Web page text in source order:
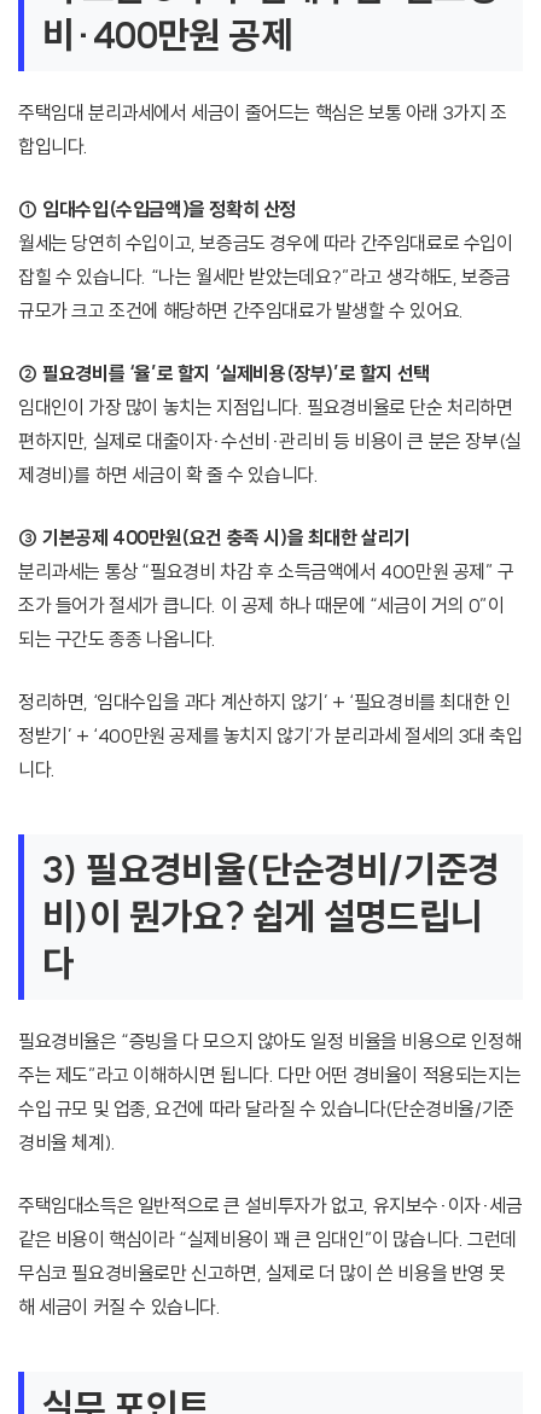
비·400만원 공제
주택임대 분리과세에서 세금이 줄어드는 핵심은 보통 아래 3가지 조
합입니다.
① 임대수입(수입금액)을 정확히 산정
월세는 당연히 수입이고, 보증금도 경우에 따라 간주임대료로 수입이
잡힐 수 있습니다. “나는 월세만 받았는데요?”라고 생각해도, 보증금
규모가 크고 조건에 해당하면 간주임대료가 발생할 수 있어요.
② 필요경비를 ‘율’로 할지 ‘실제비용(장부)’로 할지 선택
임대인이 가장 많이 놓치는 지점입니다. 필요경비율로 단순 처리하면
편하지만, 실제로 대출이자·수선비·관리비 등 비용이 큰 분은 장부(실
제경비)를 하면 세금이 확 줄 수 있습니다.
③ 기본공제 400만원(요건 충족 시)을 최대한 살리기
분리과세는 통상 “필요경비 차감 후 소득금액에서 400만원 공제” 구
조가 들어가 절세가 큽니다. 이 공제 하나 때문에 “세금이 거의 0”이
되는 구간도 종종 나옵니다.
정리하면, ‘임대수입을 과다 계산하지 않기’ + ‘필요경비를 최대한 인
정받기’ + ‘400만원 공제를 놓치지 않기’가 분리과세 절세의 3대 축입
니다.
3) 필요경비율(단순경비/기준경
비)이 뭔가요? 쉽게 설명드립니
다
필요경비율은 “증빙을 다 모으지 않아도 일정 비율을 비용으로 인정해
주는 제도”라고 이해하시면 됩니다. 다만 어떤 경비율이 적용되는지는
수입 규모 및 업종, 요건에 따라 달라질 수 있습니다(단순경비율/기준
경비율 체계).
주택임대소득은 일반적으로 큰 설비투자가 없고, 유지보수·이자·세금
같은 비용이 핵심이라 “실제비용이 꽤 큰 임대인”이 많습니다. 그런데
무심코 필요경비율로만 신고하면, 실제로 더 많이 쓴 비용을 반영 못
해 세금이 커질 수 있습니다.